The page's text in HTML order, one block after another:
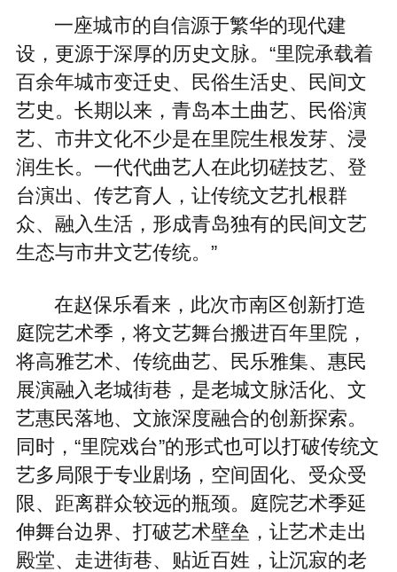
一座城市的自信源于繁华的现代建
设，更源于深厚的历史文脉。“里院承载着
百余年城市变迁史、民俗生活史、民间文
艺史。长期以来，青岛本土曲艺、民俗演
艺、市井文化不少是在里院生根发芽、浸
润生长。一代代曲艺人在此切磋技艺、登
台演出、传艺育人，让传统文艺扎根群
众、融入生活，形成青岛独有的民间文艺
生态与市井文艺传统。”
在赵保乐看来，此次市南区创新打造
庭院艺术季，将文艺舞台搬进百年里院，
将高雅艺术、传统曲艺、民乐雅集、惠民
展演融入老城街巷，是老城文脉活化、文
艺惠民落地、文旅深度融合的创新探索。
同时，“里院戏台”的形式也可以打破传统文
艺多局限于专业剧场，空间固化、受众受
限、距离群众较远的瓶颈。庭院艺术季延
伸舞台边界、打破艺术壁垒，让艺术走出
殿堂、走进街巷、贴近百姓，让沉寂的老